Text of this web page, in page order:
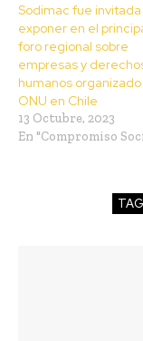
Sodimac fue invitada
exponer en el
foro regional sobre
empresas y
humanos organizado
ONU en Chile
13 Octubre, 2023
En "Compromiso